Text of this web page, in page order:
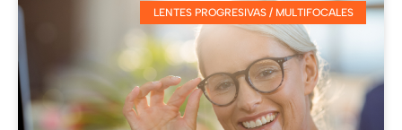
LENTES PROGRESIVAS / MULTIFOCALES